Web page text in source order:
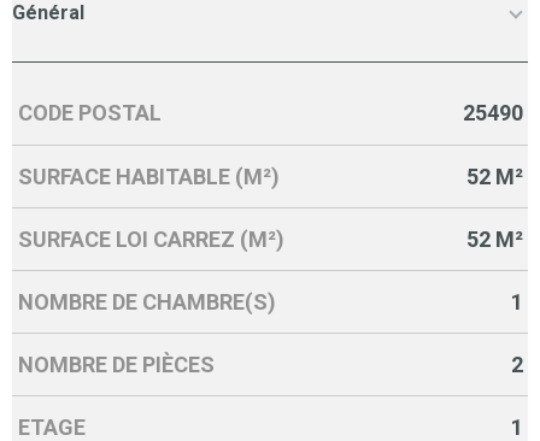
Général
Caractérisque Valeurs
CODE POSTAL 25490
SURFACE HABITABLE (M²) 52 M²
SURFACE LOI CARREZ (M²) 52 M²
NOMBRE DE CHAMBRE(S) 1
NOMBRE DE PIÈCES 2
ETAGE 1